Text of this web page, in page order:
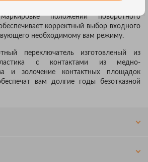
положений поворотного
корректный выбор входного
необходимому вам режиму.
переключатель изготовленый из
с контактами из медно-
и золочение контактных площадок
вам долгие годы безотказной